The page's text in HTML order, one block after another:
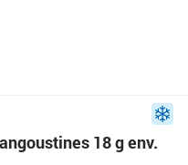
18 g env.